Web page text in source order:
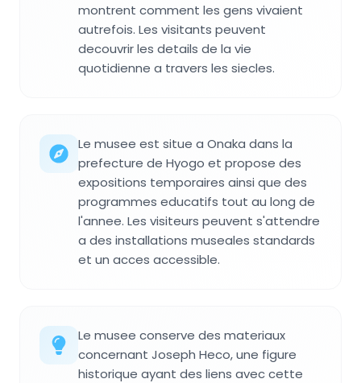
montrent comment les gens vivaient
autrefois. Les visitants peuvent
decouvrir les details de la vie
quotidienne a travers les siecles.
Le musee est situe a Onaka dans la
prefecture de Hyogo et propose des
expositions temporaires ainsi que des
programmes educatifs tout au long de
l'annee. Les visiteurs peuvent s'attendre
a des installations museales standards
et un acces accessible.
Le musee conserve des materiaux
concernant Joseph Heco, une figure
historique ayant des liens avec cette